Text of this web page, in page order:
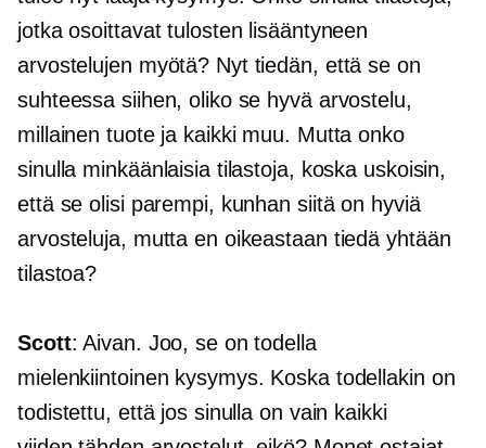
jotka osoittavat tulosten lisääntyneen
arvostelujen myötä? Nyt tiedän, että se on
suhteessa siihen, oliko se hyvä arvostelu,
millainen tuote ja kaikki muu. Mutta onko
sinulla minkäänlaisia ​​tilastoja, koska uskoisin,
että se olisi parempi, kunhan siitä on hyviä
arvosteluja, mutta en oikeastaan ​​tiedä yhtään
tilastoa?
Scott: Aivan. Joo, se on todella
mielenkiintoinen kysymys. Koska todellakin on
todistettu, että jos sinulla on vain kaikki